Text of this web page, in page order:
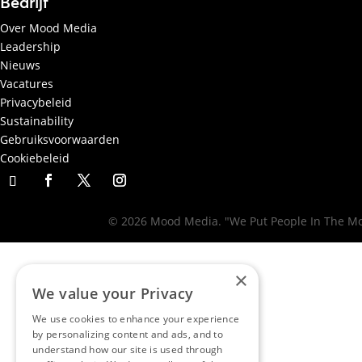
Over Mood Media
Leadership
Nieuws
Vacatures
Privacybeleid
Sustainability
Gebruiksvoorwaarden
Cookiebeleid
© 2026 Mood Media. "We Put People In The
×
We value your Privacy
We use cookies to enhance your experience
by personalizing content and ads, and to
understand how our site is used through